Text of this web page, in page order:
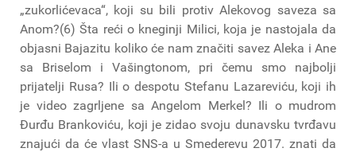
„zukorlićevaca“, koji su bili protiv Alekovog saveza sa
Anom?(6) Šta reći o kneginji Milici, koja je nastojala da
objasni Bajazitu koliko će nam značiti savez Aleka i Ane
sa Briselom i Vašingtonom, pri čemu smo najbolji
prijatelji Rusa? Ili o despotu Stefanu Lazareviću, koji ih
je video zagrljene sa Angelom Merkel? Ili o mudrom
Đurđu Brankoviću, koji je zidao svoju dunavsku tvrđavu
znajući da će vlast SNS-a u Smederevu 2017. znati da